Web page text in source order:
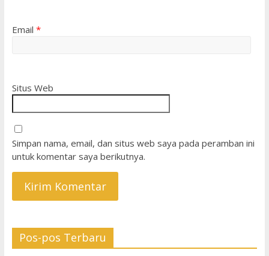
Email *
Situs Web
Simpan nama, email, dan situs web saya pada peramban ini
untuk komentar saya berikutnya.
Pos-pos Terbaru